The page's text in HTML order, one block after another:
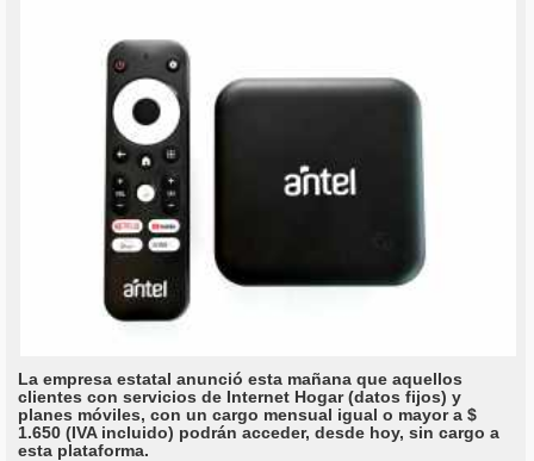
La empresa estatal anunció esta mañana que aquellos
clientes con servicios de Internet Hogar (datos fijos) y
planes móviles, con un cargo mensual igual o mayor a $
1.650 (IVA incluido) podrán acceder, desde hoy, sin cargo a
esta plataforma.